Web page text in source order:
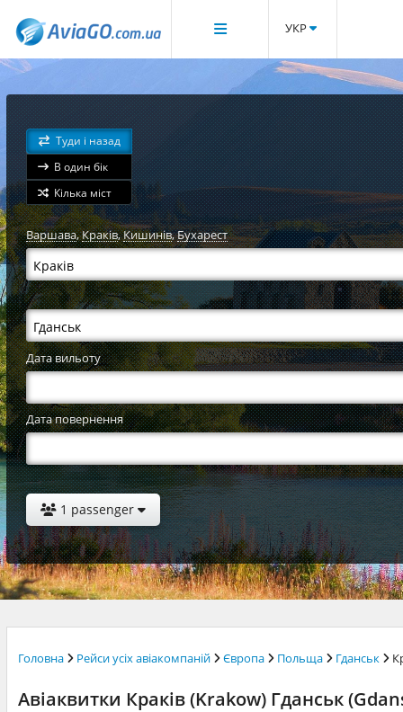
УКР
Туди і назад
В один бік
Кілька міст
Варшава,Краків,Кишинів,Бухарест
Дата вильоту
Дата повернення
1 passenger
Головна Рейси усіх авіакомпаній Європа Польща Гданськ
Авіаквитки Краків (Krakow) Гданськ